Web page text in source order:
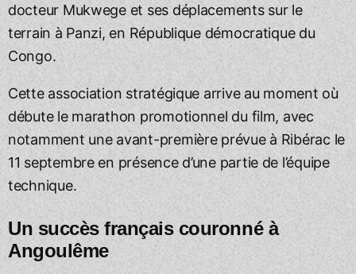
docteur Mukwege et ses déplacements sur le
terrain à Panzi, en République démocratique du
Congo.
Cette association stratégique arrive au moment où
débute le marathon promotionnel du film, avec
notamment une avant-première prévue à Ribérac le
11 septembre en présence d’une partie de l’équipe
technique.
Un succès français couronné à
Angoulême